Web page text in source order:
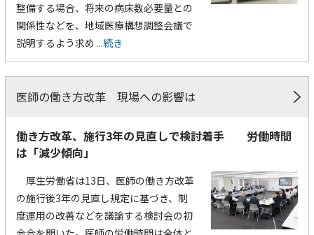
整備する場合、将来の病床数必要量との
関係性などを、地域医療構想調整会議で
説明するよう求め ...続き
医師の働き方改革 現場への影響は
働き方改革、施行3年の見直しで検討着手 労働時間
は「減少傾向」
厚生労働省は13日、医師の働き方改革
の施行後3年の見直し規定に基づき、制
度運用の改善などを議論する検討会の初